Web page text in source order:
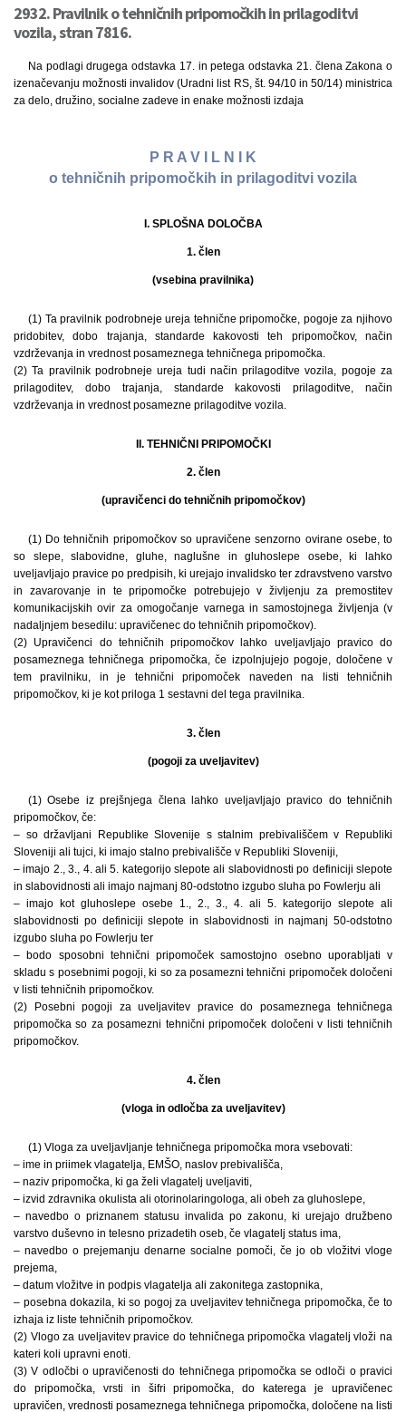
2932. Pravilnik o tehničnih pripomočkih in prilagoditvi
vozila, stran 7816.
Na podlagi drugega odstavka 17. in petega odstavka 21. člena Zakona o
izenačevanju možnosti invalidov (Uradni list RS, št. 94/10 in 50/14) ministrica
za delo, družino, socialne zadeve in enake možnosti izdaja
P R A V I L N I K
o tehničnih pripomočkih in prilagoditvi vozila
I. SPLOŠNA DOLOČBA
1. člen
(vsebina pravilnika)
(1) Ta pravilnik podrobneje ureja tehnične pripomočke, pogoje za njihovo
pridobitev, dobo trajanja, standarde kakovosti teh pripomočkov, način
vzdrževanja in vrednost posameznega tehničnega pripomočka.
(2) Ta pravilnik podrobneje ureja tudi način prilagoditve vozila, pogoje za
prilagoditev, dobo trajanja, standarde kakovosti prilagoditve, način
vzdrževanja in vrednost posamezne prilagoditve vozila.
II. TEHNIČNI PRIPOMOČKI
2. člen
(upravičenci do tehničnih pripomočkov)
(1) Do tehničnih pripomočkov so upravičene senzorno ovirane osebe, to
so slepe, slabovidne, gluhe, naglušne in gluhoslepe osebe, ki lahko
uveljavljajo pravice po predpisih, ki urejajo invalidsko ter zdravstveno varstvo
in zavarovanje in te pripomočke potrebujejo v življenju za premostitev
komunikacijskih ovir za omogočanje varnega in samostojnega življenja (v
nadaljnjem besedilu: upravičenec do tehničnih pripomočkov).
(2) Upravičenci do tehničnih pripomočkov lahko uveljavljajo pravico do
posameznega tehničnega pripomočka, če izpolnjujejo pogoje, določene v
tem pravilniku, in je tehnični pripomoček naveden na listi tehničnih
pripomočkov, ki je kot priloga 1 sestavni del tega pravilnika.
3. člen
(pogoji za uveljavitev)
(1) Osebe iz prejšnjega člena lahko uveljavljajo pravico do tehničnih
pripomočkov, če:
– so državljani Republike Slovenije s stalnim prebivališčem v Republiki
Sloveniji ali tujci, ki imajo stalno prebivališče v Republiki Sloveniji,
– imajo 2., 3., 4. ali 5. kategorijo slepote ali slabovidnosti po definiciji slepote
in slabovidnosti ali imajo najmanj 80-odstotno izgubo sluha po Fowlerju ali
– imajo kot gluhoslepe osebe 1., 2., 3., 4. ali 5. kategorijo slepote ali
slabovidnosti po definiciji slepote in slabovidnosti in najmanj 50-odstotno
izgubo sluha po Fowlerju ter
– bodo sposobni tehnični pripomoček samostojno osebno uporabljati v
skladu s posebnimi pogoji, ki so za posamezni tehnični pripomoček določeni
v listi tehničnih pripomočkov.
(2) Posebni pogoji za uveljavitev pravice do posameznega tehničnega
pripomočka so za posamezni tehnični pripomoček določeni v listi tehničnih
pripomočkov.
4. člen
(vloga in odločba za uveljavitev)
(1) Vloga za uveljavljanje tehničnega pripomočka mora vsebovati:
– ime in priimek vlagatelja, EMŠO, naslov prebivališča,
– naziv pripomočka, ki ga želi vlagatelj uveljaviti,
– izvid zdravnika okulista ali otorinolaringologa, ali obeh za gluhoslepe,
– navedbo o priznanem statusu invalida po zakonu, ki urejajo družbeno
varstvo duševno in telesno prizadetih oseb, če vlagatelj status ima,
– navedbo o prejemanju denarne socialne pomoči, če jo ob vložitvi vloge
prejema,
– datum vložitve in podpis vlagatelja ali zakonitega zastopnika,
– posebna dokazila, ki so pogoj za uveljavitev tehničnega pripomočka, če to
izhaja iz liste tehničnih pripomočkov.
(2) Vlogo za uveljavitev pravice do tehničnega pripomočka vlagatelj vloži na
kateri koli upravni enoti.
(3) V odločbi o upravičenosti do tehničnega pripomočka se odloči o pravici
do pripomočka, vrsti in šifri pripomočka, do katerega je upravičenec
upravičen, vrednosti posameznega tehničnega pripomočka, določene na listi